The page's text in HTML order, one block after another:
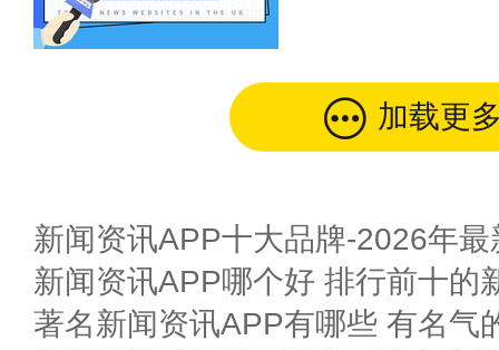
加载更
新闻资讯APP十大品牌-2026年最
新闻资讯APP哪个好 排行前十的